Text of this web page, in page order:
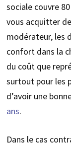
sociale couvre
vous acquitter
modérateur, les
confort dans la
du coût que
surtout pour les
d’avoir une
ans.
Dans le cas